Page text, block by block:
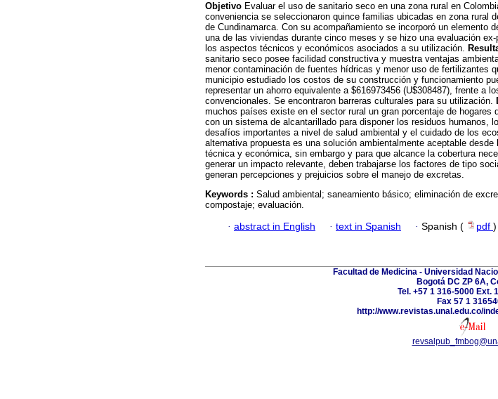
Objetivo Evaluar el uso de sanitario seco en una zona rural en
conveniencia se seleccionaron quince familias ubicadas en zona rural
de Cundinamarca. Con su acompañamiento se incorporó un elemento
una de las viviendas durante cinco meses y se hizo una evaluación
los aspectos técnicos y económicos asociados a su utilización.
sanitario seco posee facilidad constructiva y muestra ventajas
menor contaminación de fuentes hídricas y menor uso de fertilizantes
municipio estudiado los costos de su construcción y funcionamiento
representar un ahorro equivalente a $616973456 (U$308487), frente a
convencionales. Se encontraron barreras culturales para su utilización.
muchos países existe en el sector rural un gran porcentaje de hogares
con un sistema de alcantarillado para disponer los residuos humanos,
desafíos importantes a nivel de salud ambiental y el cuidado de los
alternativa propuesta es una solución ambientalmente aceptable desde
técnica y económica, sin embargo y para que alcance la cobertura
generar un impacto relevante, deben trabajarse los factores de tipo
generan percepciones y prejuicios sobre el manejo de excretas.
Keywords : Salud ambiental; saneamiento básico; eliminación de
compostaje; evaluación.
· abstract in English · text in Spanish · Spanish ( pdf )
Facultad de Medicina - Universidad
Bogotá DC ZP 6A,
Tel. +57 1 316-5000 Ext.
Fax 57 1
http://www.revistas.unal.edu.co/